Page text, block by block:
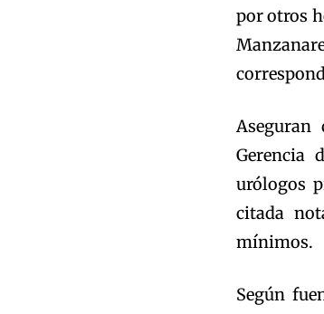
por otros
Gerencia
urólogos
citada
mínimos.
Según